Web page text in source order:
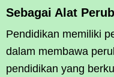
Sebagai Alat
Pendidikan memiliki
dalam membawa
pendidikan yang